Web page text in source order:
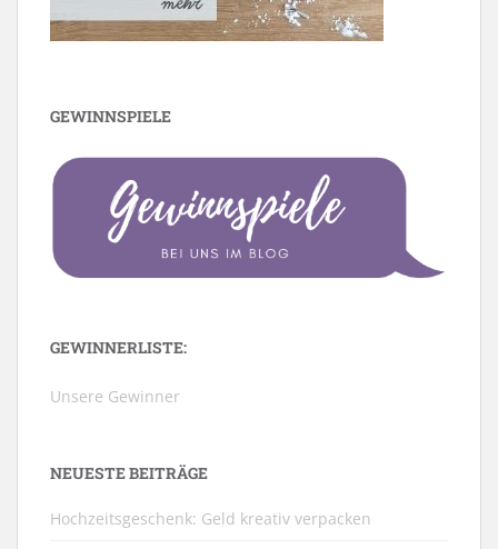
GEWINNSPIELE
GEWINNERLISTE:
Unsere Gewinner
NEUESTE BEITRÄGE
Hochzeitsgeschenk: Geld kreativ verpacken